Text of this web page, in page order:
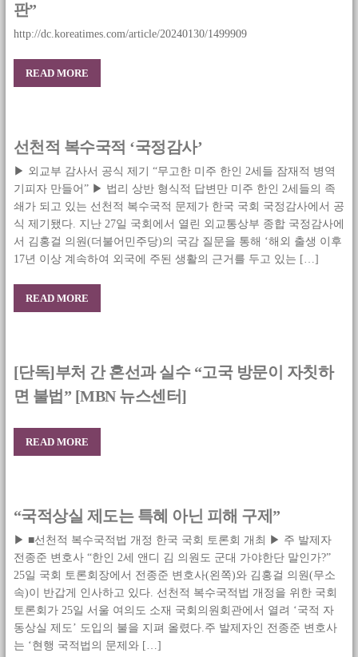
판”
http://dc.koreatimes.com/article/20240130/1499909
READ MORE
선천적 복수국적 ‘국정감사’
▶ 외교부 감사서 공식 제기 “무고한 미주 한인 2세들 잠재적 병역
기피자 만들어” ▶ 법리 상반 형식적 답변만 미주 한인 2세들의 족
쇄가 되고 있는 선천적 복수국적 문제가 한국 국회 국정감사에서 공
식 제기됐다. 지난 27일 국회에서 열린 외교통상부 종합 국정감사에
서 김홍걸 의원(더불어민주당)의 국감 질문을 통해 ‘해외 출생 이후
17년 이상 계속하여 외국에 주된 생활의 근거를 두고 있는 […]
READ MORE
[단독]부처 간 혼선과 실수 “고국 방문이 자칫하
면 불법” [MBN 뉴스센터]
READ MORE
“국적상실 제도는 특혜 아닌 피해 구제”
▶ ■선천적 복수국적법 개정 한국 국회 토론회 개최 ▶ 주 발제자
전종준 변호사 “한인 2세 앤디 김 의원도 군대 가야한단 말인가?”
25일 국회 토론회장에서 전종준 변호사(왼쪽)와 김홍걸 의원(무소
속)이 반갑게 인사하고 있다. 선천적 복수국적법 개정을 위한 국회
토론회가 25일 서울 여의도 소재 국회의원회관에서 열려 ‘국적 자
동상실 제도’ 도입의 불을 지펴 올렸다.주 발제자인 전종준 변호사
는 ‘현행 국적법의 문제와 […]